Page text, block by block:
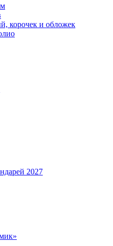
корочек и обложек
2027